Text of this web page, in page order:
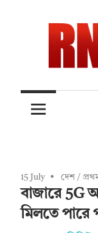
content
over
Quantity
15 July দেশ /
বাজারে 5G
মিলতে পারে